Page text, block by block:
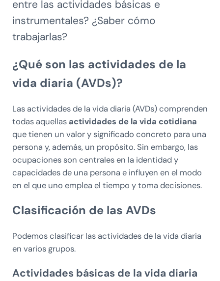
entre las actividades básicas e
instrumentales? ¿Saber cómo
trabajarlas?
¿Qué son las actividades de la
vida diaria (AVDs)?
Las actividades de la vida diaria (AVDs) comprenden
todas aquellas actividades de la vida cotidiana
que tienen un valor y significado concreto para una
persona y, además, un propósito. Sin embargo, las
ocupaciones son centrales en la identidad y
capacidades de una persona e influyen en el modo
en el que uno emplea el tiempo y toma decisiones.
Clasificación de las AVDs
Podemos clasificar las actividades de la vida diaria
en varios grupos.
Actividades básicas de la vida diaria